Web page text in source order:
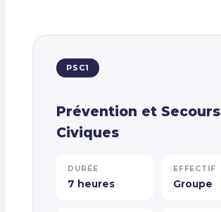
PSC1
Prévention et Secours
Civiques
DURÉE
7 heures
EFFECTIF
Groupe